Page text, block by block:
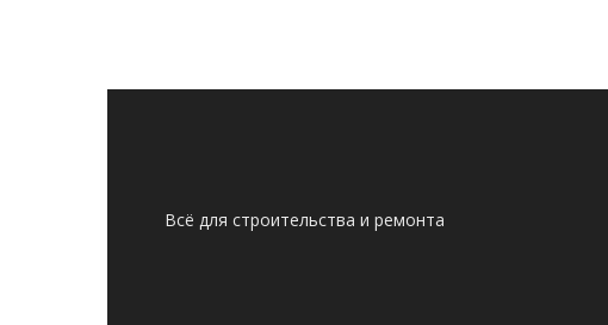
Всё для строительства и ремонта